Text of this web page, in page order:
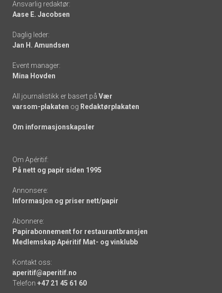
-
links
Ansvarlig redaktør:
Aase E. Jacobsen
Daglig leder:
Jan H. Amundsen
Event manager:
Mina Hovden
All journalistikk er basert på Vær
varsom-plakaten og Redaktørplakaten
Om informasjonskapsler
Om Apéritif:
På nett og papir siden 1995
Annonsere:
Informasjon og priser nett/papir
Abonnere:
Papirabonnement for restaurantbransjen
Medlemskap Apéritif Mat- og vinklubb
Kontakt oss:
aperitif@aperitif.no
Telefon +47 21 45 61 60